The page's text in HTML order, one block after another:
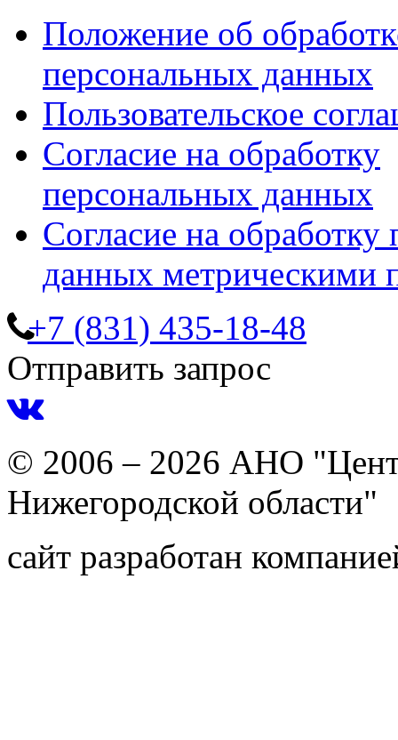
Положение об
персональных данных
Пользовательское
Согласие на обработку
персональных данных
Согласие на обработку
данных метрическими
+7 (831) 435-18-48
Отправить запрос
© 2006 – 2026 АНО
Нижегородской области"
сайт разработан